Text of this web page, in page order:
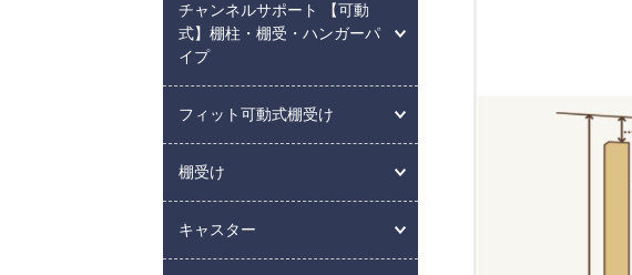
チャンネルサポート 【可動
式】棚柱・棚受・ハンガーパ
イプ
フィット可動式棚受け
棚受け
キャスター